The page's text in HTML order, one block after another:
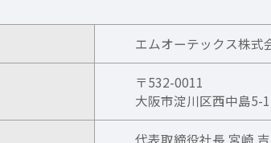
エムオーテックス株式
〒532-0011
大阪市淀川区西中島5-
代表取締役社長 宮崎